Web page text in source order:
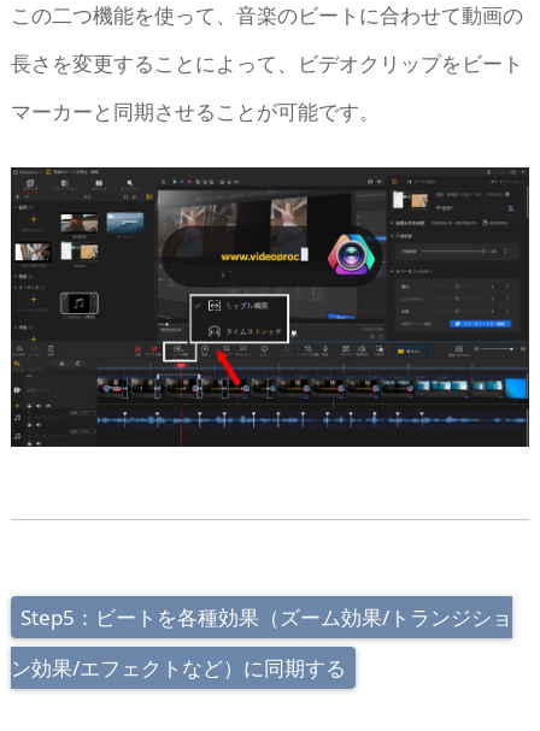
この二つ機能を使って、音楽のビートに合わせて動画の
長さを変更することによって、ビデオクリップをビート
マーカーと同期させることが可能です。
Step5：ビートを各種効果（ズーム効果/トランジショ
ン効果/エフェクトなど）に同期する